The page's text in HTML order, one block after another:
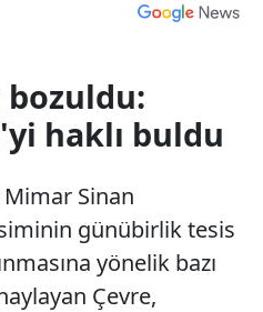
bozuldu:
haklı buldu
Sinan
günübirlik tesis
yönelik bazı
Çevre,